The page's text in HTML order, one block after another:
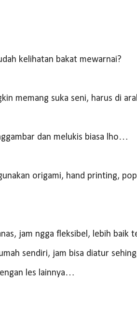
kelihatan bakat mewarnai?
memang suka seni, harus di
dan melukis biasa lho…
origami, hand printing,
jam ngga fleksibel, lebih baik
sendiri, jam bisa diatur
les lainnya…